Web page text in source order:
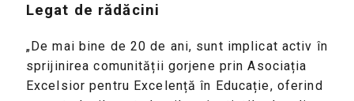
Legat de rădăcini
„De mai bine de 20 de ani, sunt implicat activ în
sprijinirea comunității gorjene prin Asociația
Excelsior pentru Excelență în Educație, oferind